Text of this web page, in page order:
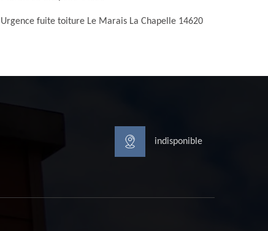
Urgence fuite toiture Le Marais La Chapelle 14620
indisponible